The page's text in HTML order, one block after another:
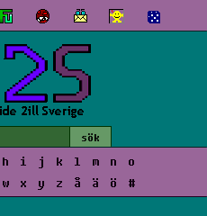
h i j k l m n
o
w x y z å ä ö #